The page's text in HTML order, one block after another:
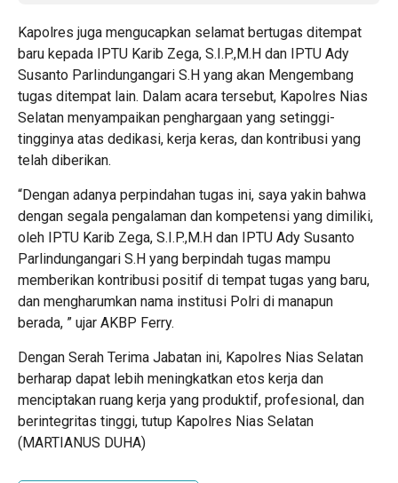
Kapolres juga mengucapkan selamat bertugas ditempat
baru kepada IPTU Karib Zega, S.I.P.,M.H dan IPTU Ady
Susanto Parlindungangari S.H yang akan Mengembang
tugas ditempat lain. Dalam acara tersebut, Kapolres Nias
Selatan menyampaikan penghargaan yang setinggi-
tingginya atas dedikasi, kerja keras, dan kontribusi yang
telah diberikan.
“Dengan adanya perpindahan tugas ini, saya yakin bahwa
dengan segala pengalaman dan kompetensi yang dimiliki,
oleh IPTU Karib Zega, S.I.P.,M.H dan IPTU Ady Susanto
Parlindungangari S.H yang berpindah tugas mampu
memberikan kontribusi positif di tempat tugas yang baru,
dan mengharumkan nama institusi Polri di manapun
berada, ” ujar AKBP Ferry.
Dengan Serah Terima Jabatan ini, Kapolres Nias Selatan
berharap dapat lebih meningkatkan etos kerja dan
menciptakan ruang kerja yang produktif, profesional, dan
berintegritas tinggi, tutup Kapolres Nias Selatan
(MARTIANUS DUHA)